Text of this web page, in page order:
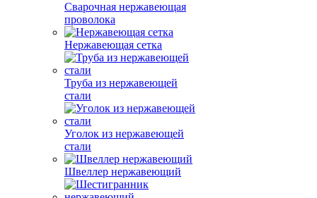
Сварочная нержавеющая
проволока
Нержавеющая сетка
Труба из нержавеющей
стали
Уголок из нержавеющей
стали
Швеллер нержавеющий